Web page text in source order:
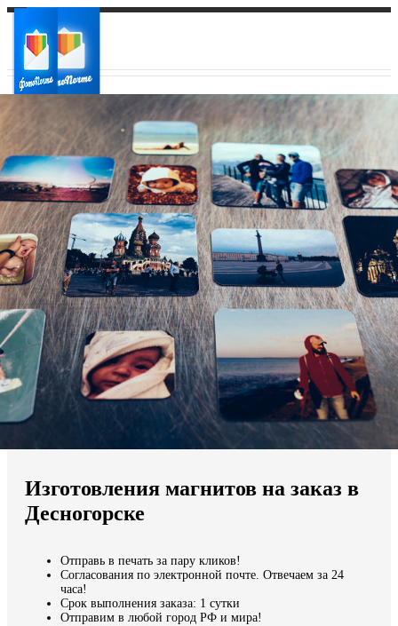
Ваш город:
Ваш регион доставки
Выберите из списка:
Мы доставляем по всему миру
Продолжить без города
Изготовления магнитов на заказ в
Десногорске
Отправь в печать за пару кликов!
Согласования по электронной почте. Отвечаем за 24
часа!
Срок выполнения заказа: 1 сутки
Отправим в любой город РФ и мира!